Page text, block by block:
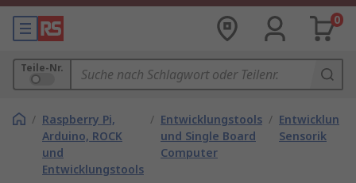
0
Teile-Nr.
/ Raspberry Pi,
Arduino, ROCK
und
Entwicklungstools
/ Entwicklungstools
und Single Board
Computer
/
Sensorik